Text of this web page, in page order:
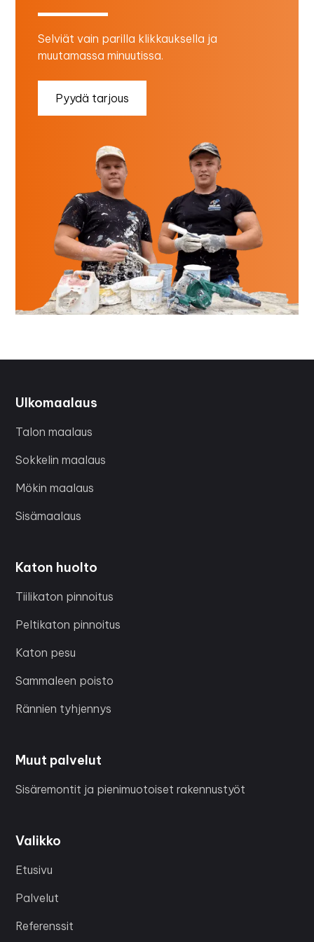
Selviät vain parilla klikkauksella ja
muutamassa minuutissa.
Pyydä tarjous
Ulkomaalaus
Talon maalaus
Sokkelin maalaus
Mökin maalaus
Sisämaalaus
Katon huolto
Tiilikaton pinnoitus
Peltikaton pinnoitus
Katon pesu
Sammaleen poisto
Rännien tyhjennys
Muut palvelut
Sisäremontit ja pienimuotoiset rakennustyöt
Valikko
Etusivu
Palvelut
Referenssit